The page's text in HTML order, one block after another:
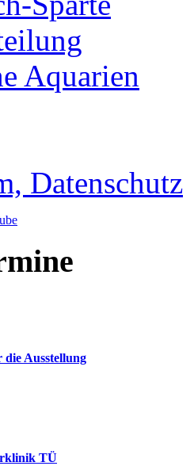
Aquarien
Datenschutz
Ausstellung
TÜ